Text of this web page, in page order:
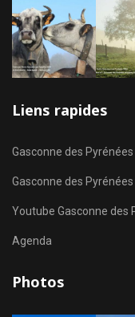
Liens rapides
Gasconne des Pyrénées
Gasconne des Pyrénées
Youtube Gasconne des
Agenda
Photos